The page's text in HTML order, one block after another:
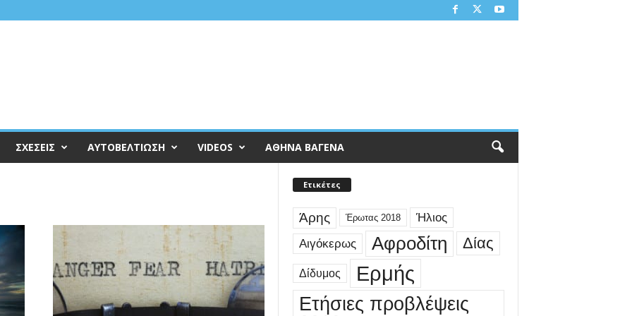
ΣΧΕΣΕΙΣ ΑΥΤΟΒΕΛΤΙΩΣΗ VIDEOS ΑΘΗΝΑ ΒΑΓΕΝΑ
Ετικέτες
Άρης Έρωτας 2018
Ήλιος
Αιγόκερως
Αφροδίτη Δίας
Δίδυμος Ερμής
Ετήσιες προβλέψεις